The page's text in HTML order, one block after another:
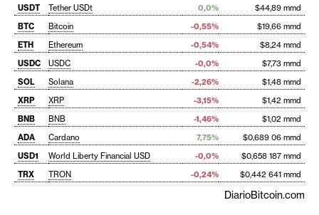
USDT Tether USDt 0,0%
$44,89 mmd
BTC
Bitcoin -0,55%
$19,66 mmd
ETH
Ethereum -0,54%
$8,24 mmd
USDC
USDC -0,0%
$7,73 mmd
SOL
Solana -2,26%
$1,48 mmd
XRP
XRP -3,15%
$1,42 mmd
BNB
BNB -1,46%
$1,02 mmd
ADA
Cardano 7,75%
$0,689 06 mmd
USD1
World Liberty Financial USD -0,0%
$0,658 187 mmd
TRX
TRON -0,24% $0,442 641 mmd
DiarioBitcoin.com